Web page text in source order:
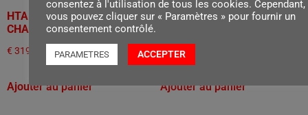
HTA 50, SANS BATTERIE NI
CHARGEUR
€ 319,00
Ajouter au panier
HTA 66, SANS BATTERIE NI
€569,00
Ajouter au panier
consentez à l'utilisation de tous les cookies. Cependant,
vous pouvez cliquer sur « Paramètres » pour fournir un
consentement contrôlé.
PARAMETRES ACCEPTER